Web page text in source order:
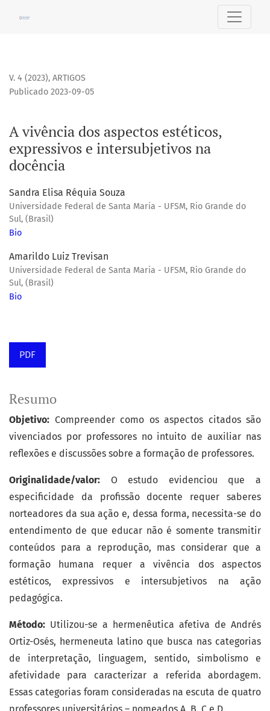
A vivência dos aspectos estéticos, expressivos e
V. 4 (2023), ARTIGOS
A vivência dos aspectos estéticos,
expressivos e intersubjetivos na
docência
Publicado 2023-09-05
Sandra Elisa Réquia Souza
Universidade Federal de Santa Maria - UFSM, Rio Grande do
Sul, (Brasil)
Bio
Amarildo Luiz Trevisan
Universidade Federal de Santa Maria - UFSM, Rio Grande do
Sul, (Brasil)
Bio
PDF
Resumo
Objetivo: Compreender como os aspectos citados são
vivenciados por professores no intuito de auxiliar nas
reflexões e discussões sobre a formação de professores.
Originalidade/valor: O estudo evidenciou que a
especificidade da profissão docente requer saberes
norteadores da sua ação e, dessa forma, necessita-se do
entendimento de que educar não é somente transmitir
conteúdos para a reprodução, mas considerar que a
formação humana requer a vivência dos aspectos
estéticos, expressivos e intersubjetivos na ação
pedagógica.
Método: Utilizou-se a hermenêutica afetiva de Andrés
Ortiz-Osés, hermeneuta latino que busca nas categorias
de interpretação, linguagem, sentido, simbolismo e
afetividade para caracterizar a referida abordagem.
Essas categorias foram consideradas na escuta de quatro